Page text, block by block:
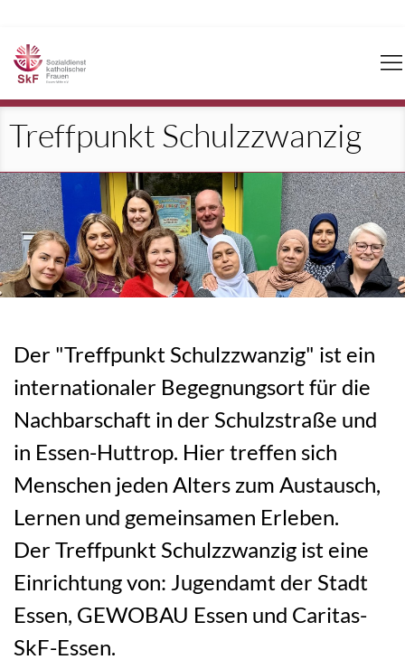
Treffpunkt Schulzzwanzig
Der "Treffpunkt Schulzzwanzig" ist ein
internationaler Begegnungsort für die
Nachbarschaft in der Schulzstraße und
in Essen-Huttrop. Hier treffen sich
Menschen jeden Alters zum Austausch,
Lernen und gemeinsamen Erleben.
Der Treffpunkt Schulzzwanzig ist eine
Einrichtung von: Jugendamt der Stadt
Essen, GEWOBAU Essen und Caritas-
SkF-Essen.